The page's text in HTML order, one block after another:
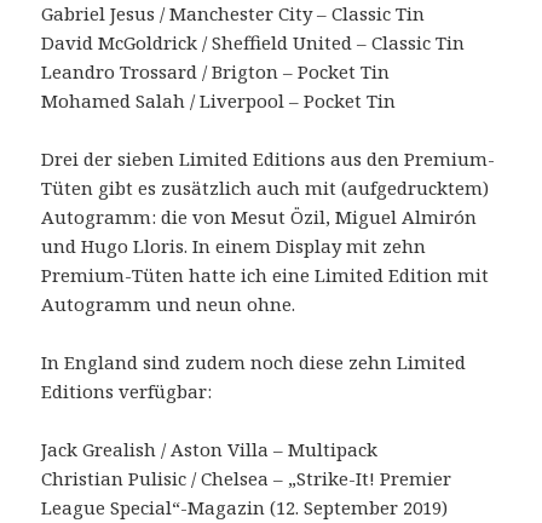
Gabriel Jesus / Manchester City – Classic Tin
David McGoldrick / Sheffield United – Classic Tin
Leandro Trossard / Brigton – Pocket Tin
Mohamed Salah / Liverpool – Pocket Tin
Drei der sieben Limited Editions aus den Premium-
Tüten gibt es zusätzlich auch mit (aufgedrucktem)
Autogramm: die von Mesut Özil, Miguel Almirón
und Hugo Lloris. In einem Display mit zehn
Premium-Tüten hatte ich eine Limited Edition mit
Autogramm und neun ohne.
In England sind zudem noch diese zehn Limited
Editions verfügbar:
Jack Grealish / Aston Villa – Multipack
Christian Pulisic / Chelsea – „Strike-It! Premier
League Special“-Magazin (12. September 2019)